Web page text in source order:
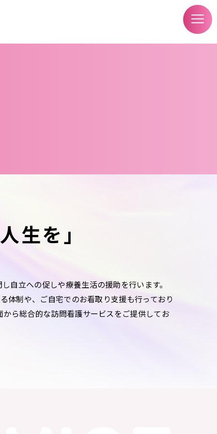
生を」
自立への促しや療養生活の援助を行います。
体制や、ご自宅でのお看取り支援も行っており
ら総合的な訪問看護サービスをご提供してお